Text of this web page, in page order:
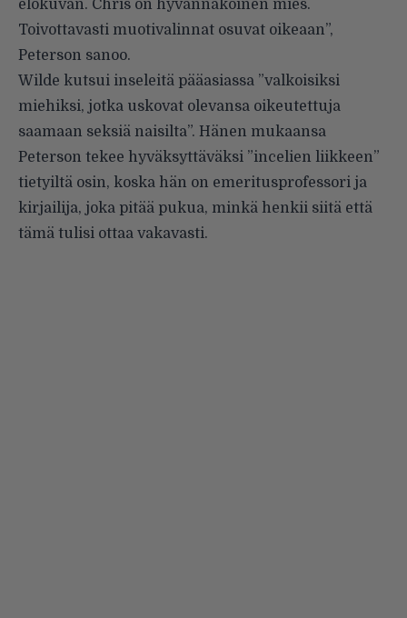
elokuvan. Chris on hyvännäköinen mies.
Toivottavasti muotivalinnat osuvat oikeaan”,
Peterson sanoo.
Wilde kutsui inseleitä pääasiassa ”valkoisiksi
miehiksi, jotka uskovat olevansa oikeutettuja
saamaan seksiä naisilta”. Hänen mukaansa
Peterson tekee hyväksyttäväksi ”incelien liikkeen”
tietyiltä osin, koska hän on emeritusprofessori ja
kirjailija, joka pitää pukua, minkä henkii siitä että
tämä tulisi ottaa vakavasti.